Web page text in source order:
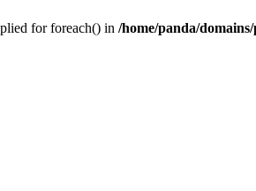
for foreach() in /home/panda/